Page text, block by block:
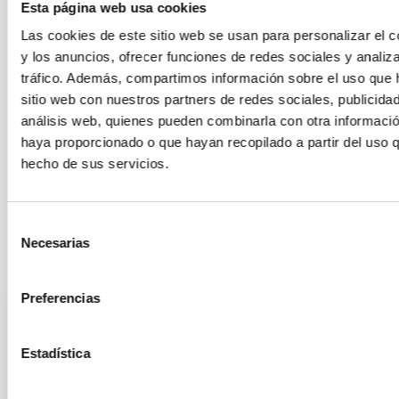
Esta página web usa cookies
Las cookies de este sitio web se usan para personalizar el
y los anuncios, ofrecer funciones de redes sociales y
tráfico. Además, compartimos información sobre el uso que
sitio web con nuestros partners de redes sociales,
análisis web, quienes pueden combinarla con otra
haya proporcionado o que hayan recopilado a partir del uso
hecho de sus servicios.
Necesarias
Preferencias
Estadística
ÁMBITO
Calidad del cielo
Público general
Medios de comunicación
Instrumentación infrarroja
Instrumentación visible
El IAC reúne a la colaboración internacional